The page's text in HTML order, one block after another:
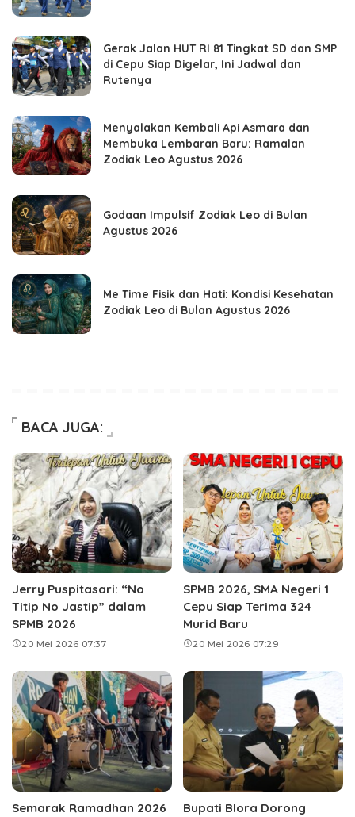
Gerak Jalan HUT RI 81 Tingkat SD dan SMP
di Cepu Siap Digelar, Ini Jadwal dan
Rutenya
Menyalakan Kembali Api Asmara dan
Membuka Lembaran Baru: Ramalan
Zodiak Leo Agustus 2026
Godaan Impulsif Zodiak Leo di Bulan
Agustus 2026
Me Time Fisik dan Hati: Kondisi Kesehatan
Zodiak Leo di Bulan Agustus 2026
BACA JUGA:
Jerry Puspitasari: “No
Titip No Jastip” dalam
SPMB 2026
20 Mei 2026 07:37
SPMB 2026, SMA Negeri 1
Cepu Siap Terima 324
Murid Baru
20 Mei 2026 07:29
Semarak Ramadhan 2026 Bupati Blora Dorong